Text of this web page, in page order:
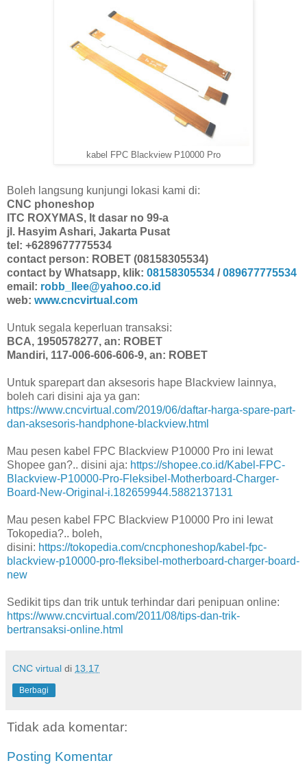
kabel FPC Blackview P10000 Pro
Boleh langsung kunjungi lokasi kami di:
CNC phoneshop
ITC ROXYMAS, lt dasar no 99-a
jl. Hasyim Ashari, Jakarta Pusat
tel: +6289677775534
contact person: ROBET (08158305534)
contact by Whatsapp, klik: 08158305534 /089677775534
email: robb_llee@yahoo.co.id
web: www.cncvirtual.com
Untuk segala keperluan transaksi:
BCA, 1950578277, an: ROBET
Mandiri, 117-006-606-606-9, an: ROBET
Untuk sparepart dan aksesoris hape Blackview lainnya,
boleh cari disini aja ya gan:
https://www.cncvirtual.com/2019/06/daftar-harga-spare-part-
dan-aksesoris-handphone-blackview.html
Mau pesen kabel FPC Blackview P10000 Pro ini lewat
Shopee gan?.. disini aja: https://shopee.co.id/Kabel-FPC-
Blackview-P10000-Pro-Fleksibel-Motherboard-Charger-
Board-New-Original-i.182659944.5882137131
Mau pesen kabel FPC Blackview P10000 Pro ini lewat
Tokopedia?.. boleh,
disini: https://tokopedia.com/cncphoneshop/kabel-fpc-
blackview-p10000-pro-fleksibel-motherboard-charger-board-
new
Sedikit tips dan trik untuk terhindar dari penipuan online:
https://www.cncvirtual.com/2011/08/tips-dan-trik-
bertransaksi-online.html
CNC virtual di 13.17
Berbagi
Tidak ada komentar:
Posting Komentar